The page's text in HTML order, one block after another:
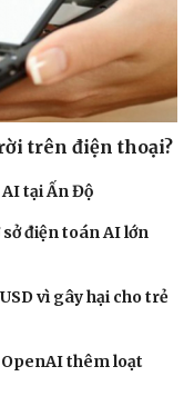
trên điện thoại?
tại Ấn Độ
điện toán AI lớn
vì gây hại cho trẻ
OpenAI thêm loạt